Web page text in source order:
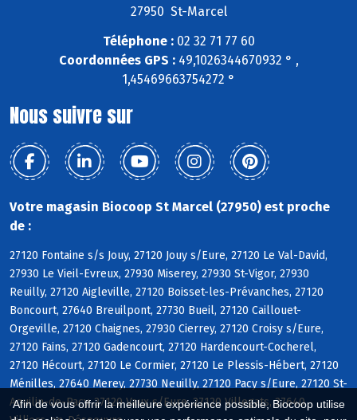
Afin de vous offrir la meilleure expérience possible, Biocoop utilise
27950 St-Marcel
Téléphone :02 32 71 77 60
Coordonnées GPS :49,1026344670932 ° ,
1,45469663754272 °
Nous suivre sur
Votre magasin Biocoop St Marcel (27950) est proche
de :
27120 Fontaine s/s Jouy, 27120 Jouy s/Eure, 27120 Le Val-David,
27930 Le Vieil-Evreux, 27930 Miserey, 27930 St-Vigor, 27930
Reuilly, 27120 Aigleville, 27120 Boisset-les-Prévanches, 27120
Boncourt, 27640 Breuilpont, 27730 Bueil, 27120 Caillouet-
Orgeville, 27120 Chaignes, 27930 Cierrey, 27120 Croisy s/Eure,
27120 Fains, 27120 Gadencourt, 27120 Hardencourt-Cocherel,
27120 Hécourt, 27120 Le Cormier, 27120 Le Plessis-Hébert, 27120
Ménilles, 27640 Merey, 27730 Neuilly, 27120 Pacy s/Eure, 27120 St-
Aquilin-de-Pacy, 27120 Vaux s/Eure, 27120 Villegats, 27640